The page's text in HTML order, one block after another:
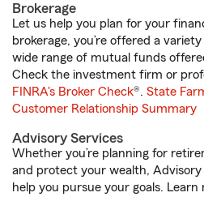
Brokerage
Let us help you plan for your
brokerage, you’re offered a
wide range of mutual funds
Check the investment firm or
FINRA's Broker Check®. State
Customer Relationship Summary
Advisory Services
Whether you’re planning for
and protect your wealth, Advisory
help you pursue your goals.